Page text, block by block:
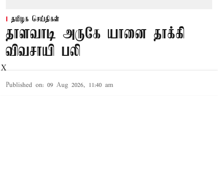
தமிழக செய்திகள்
தாளவாடி அருகே யானை தாக்கி
விவசாயி பலி
Published on: 09 Aug 2026, 11:40 am
X